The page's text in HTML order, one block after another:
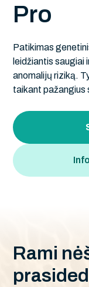
Pro
Patikimas
leidžiantis saugiai
anomalijų riziką.
taikant pažangius
Rami nė
prasided